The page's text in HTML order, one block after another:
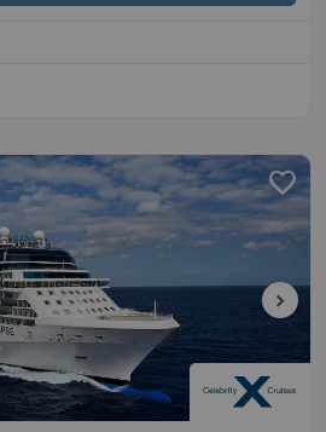
favorite
chevron_right